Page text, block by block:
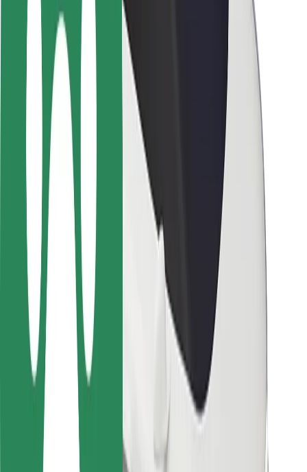
Ασφάλεια
Ασφάλεια επιβάτη
Ασφάλεια οδηγών
Ασφάλεια σκούτερ
Εργαστήριο ασφάλειας
Πόλεις
Τοποθεσίες
Λύσεις για την πόλη
Αεροδρόμια
Bolt Αποβάθρες Φόρτισης
Υποστήριξη
Για επιβάτες
Για τους οδηγούς
Για μεταφορείς
Bolt Food
Για ιδιοκτήτες στόλου οχημάτων
Bolt for Business